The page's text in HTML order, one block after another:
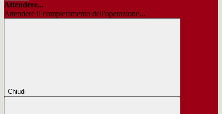
Attendere...
Attendere il completamento dell'operazione...
Chiudi